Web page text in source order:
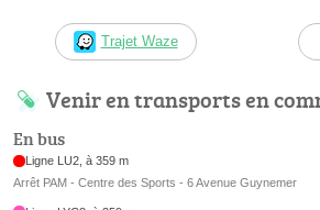
Trajet Waze
Venir en transports en
En bus
Ligne LU2, à 359 m
Arrêt PAM - Centre des Sports - 6 Avenue Guynemer